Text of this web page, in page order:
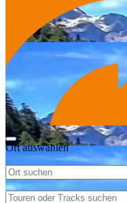
Ort auswählen